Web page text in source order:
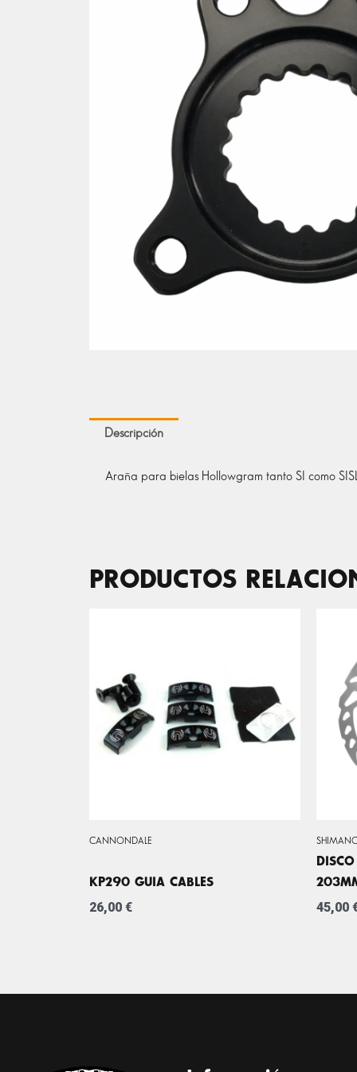
Descripción
Araña para bielas Hollowgram tanto SI como
PRODUCTOS
CANNONDALE
KP290 GUIA CABLES
26,00 € 45,00